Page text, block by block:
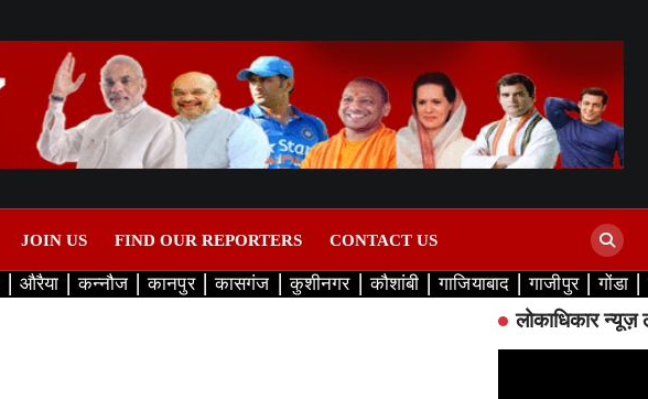
JOIN US FIND OUR REPORTERS CONTACT US
औरैया कन्नौज कानपुर कासगंज कुशीनगर कौशांबी गाजियाबाद गाजीपुर गोंडा
लोकाधिकार न्यूज़